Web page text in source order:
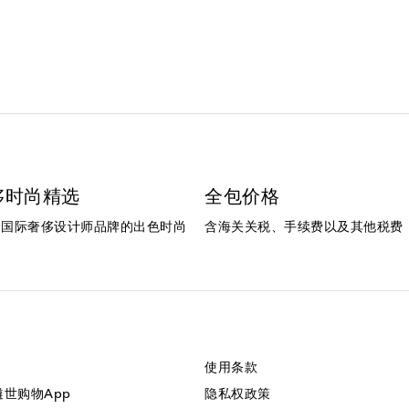
时尚精选
际奢侈设计师品牌的出色时尚
全包价格
含海关关税、手续费以及其他税费
世购物App
使用条款
隐私权政策